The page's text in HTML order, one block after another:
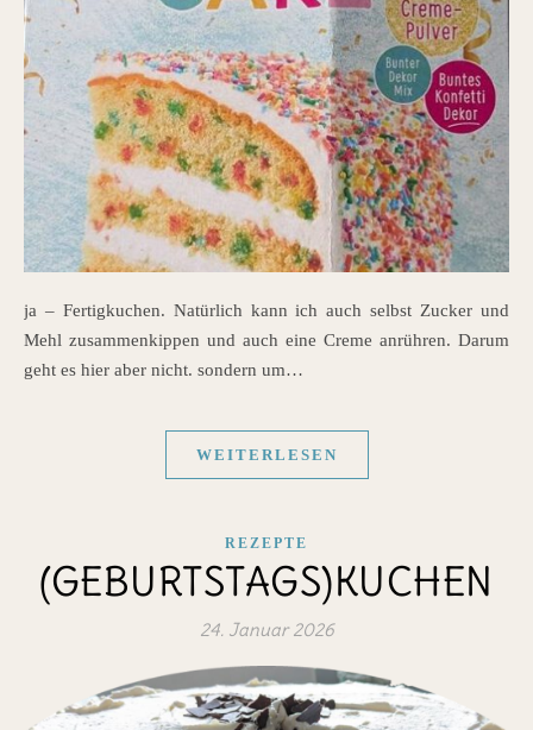
ja – Fertigkuchen. Natürlich kann ich auch selbst Zucker und
Mehl zusammenkippen und auch eine Creme anrühren. Darum
geht es hier aber nicht. sondern um…
WEITERLESEN
REZEPTE
(GEBURTSTAGS)KUCHEN
24. Januar 2026